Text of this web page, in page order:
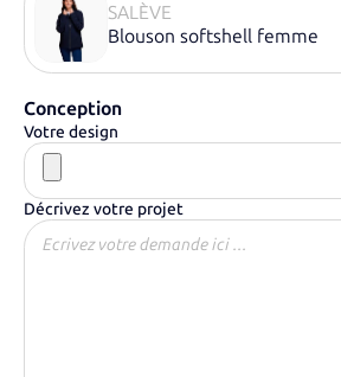
SALÈVE
Blouson softshell femme
Conception
Votre design
Décrivez votre projet